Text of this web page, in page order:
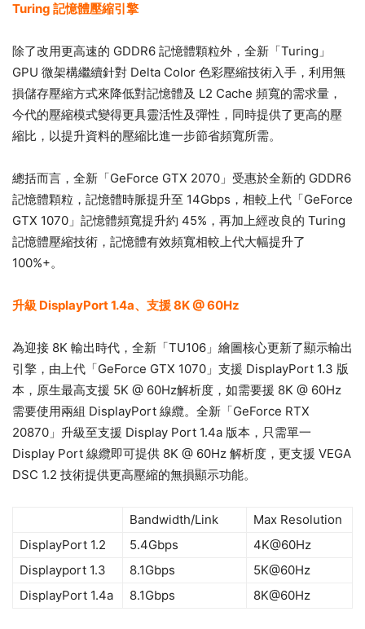
Turing 記憶體壓縮引擎
除了改用更高速的 GDDR6 記憶體顆粒外，全新「Turing」
GPU 微架構繼續針對 Delta Color 色彩壓縮技術入手，利用無
損儲存壓縮方式來降低對記憶體及 L2 Cache 頻寬的需求量，
今代的壓縮模式變得更具靈活性及彈性，同時提供了更高的壓
縮比，以提升資料的壓縮比進一步節省頻寬所需。
總括而言，全新「GeForce GTX 2070」受惠於全新的 GDDR6
記憶體顆粒，記憶體時脈提升至 14Gbps，相較上代「GeForce
GTX 1070」記憶體頻寬提升約 45%，再加上經改良的 Turing
記憶體壓縮技術，記憶體有效頻寬相較上代大幅提升了
100%+。
升級 DisplayPort 1.4a、支援 8K @ 60Hz
為迎接 8K 輸出時代，全新「TU106」繪圖核心更新了顯示輸出
引擎，由上代「GeForce GTX 1070」支援 DisplayPort 1.3 版
本，原生最高支援 5K @ 60Hz解析度，如需要援 8K @ 60Hz
需要使用兩組 DisplayPort 線纜。全新「GeForce RTX
20870」升級至支援 Display Port 1.4a 版本，只需單一
Display Port 線纜即可提供 8K @ 60Hz 解析度，更支援 VEGA
DSC 1.2 技術提供更高壓縮的無損顯示功能。
Bandwidth/Link
Max Resolution
DisplayPort 1.2
5.4Gbps
4K@60Hz
Displayport 1.3
8.1Gbps
5K@60Hz
DisplayPort 1.4a
8.1Gbps 8K@60Hz